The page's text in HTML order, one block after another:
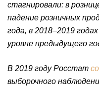
стагнировали: в
падение розничных
года, в 2018–2019
уровне предыдущего
В 2019 году Росстат
выборочного